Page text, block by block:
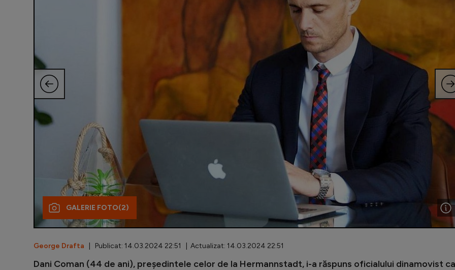
GALERIE FOTO(2)
George Drafta | Publicat: 14.03.2024 22:51 | Actualizat: 14.03.2024 22:51
Dani Coman (44 de ani), președintele celor de la Hermannstadt, i-a răspuns oficialului dinamovist